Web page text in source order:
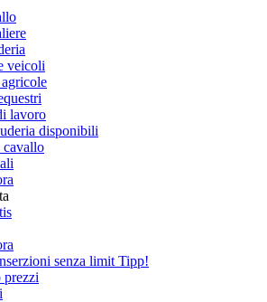
veicoli
lavoro
disponibili
cavallo
senza limit Tipp!
prezzi